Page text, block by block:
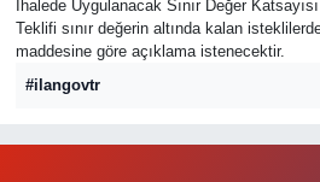
İhalede Uygulanacak Sınır Değer
Teklifi sınır değerin altında kalan
maddesine göre açıklama istenecektir.
#ilangovtr